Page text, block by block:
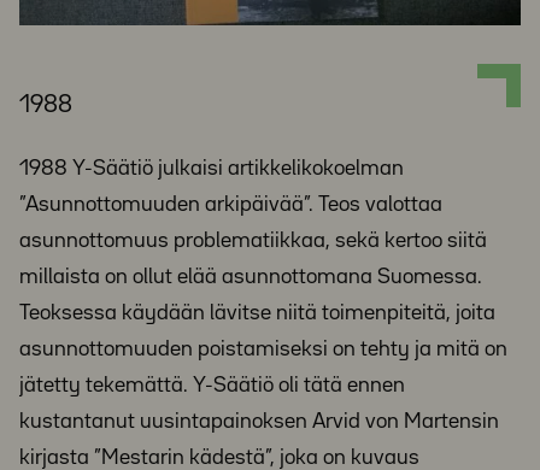
1988
1988 Y-Säätiö julkaisi artikkelikokoelman
”Asunnottomuuden arkipäivää”. Teos valottaa
asunnottomuus problematiikkaa, sekä kertoo siitä
millaista on ollut elää asunnottomana Suomessa.
Teoksessa käydään lävitse niitä toimenpiteitä, joita
asunnottomuuden poistamiseksi on tehty ja mitä on
jätetty tekemättä. Y-Säätiö oli tätä ennen
kustantanut uusintapainoksen Arvid von Martensin
kirjasta ”Mestarin kädestä”, joka on kuvaus